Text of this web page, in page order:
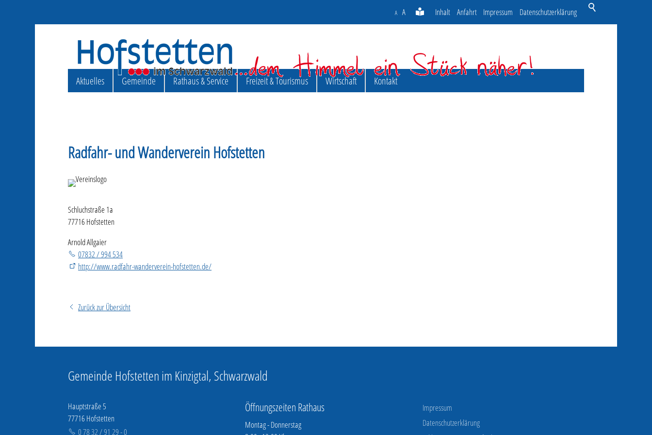
Inhalt Anfahrt Impressum Datenschutzerklärung
A A
Aktuelles Gemeinde Rathaus & Service Freizeit & Tourismus Wirtschaft Kontakt
Radfahr- und Wanderverein Hofstetten
Schluchstraße 1a
77716 Hofstetten
Arnold Allgaier
07832 / 994 534
http://www.radfahr-wanderverein-hofstetten.de/
Zurück zur Übersicht
Gemeinde Hofstetten im Kinzigtal, Schwarzwald
Hauptstraße 5
77716 Hofstetten
0 78 32 / 91 29 - 0
Öffnungszeiten Rathaus
Montag - Donnerstag
Impressum
Datenschutzerklärung